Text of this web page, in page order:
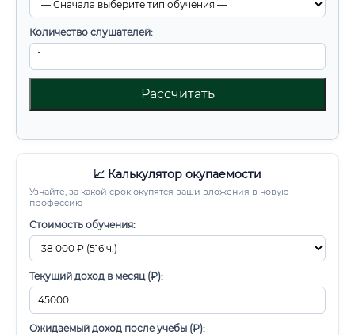
Количество слушателей:
Рассчитать
📈 Калькулятор окупаемости
Узнайте, за какой срок окупятся ваши вложения в новую
профессию
Стоимость обучения:
Текущий доход в месяц (₽):
Ожидаемый доход после учебы (₽):